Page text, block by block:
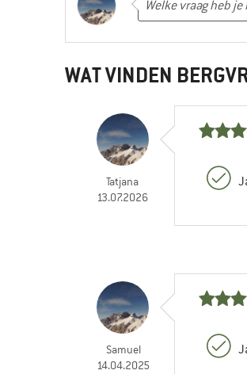
WAT VINDEN
Tatjana
13.07.2026
Samuel
14.04.2025